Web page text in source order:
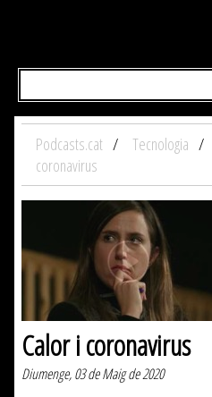
Podcasts.cat Tecnologia
coronavirus
Calor i coronavirus
Diumenge, 03 de Maig de 2020